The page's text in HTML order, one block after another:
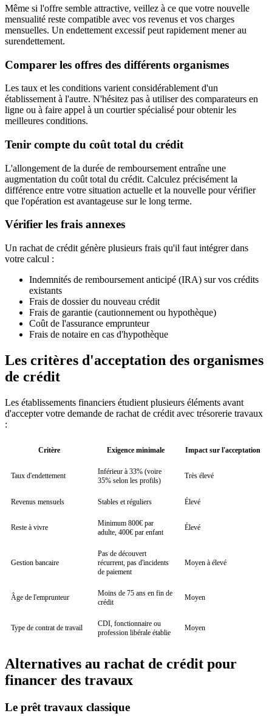
Même si l'offre semble attractive, veillez à ce que votre nouvelle
mensualité reste compatible avec vos revenus et vos charges
mensuelles. Un endettement excessif peut rapidement mener au
surendettement.
Comparer les offres des différents organismes
Les taux et les conditions varient considérablement d'un
établissement à l'autre. N'hésitez pas à utiliser des comparateurs en
ligne ou à faire appel à un courtier spécialisé pour obtenir les
meilleures conditions.
Tenir compte du coût total du crédit
L'allongement de la durée de remboursement entraîne une
augmentation du coût total du crédit. Calculez précisément la
différence entre votre situation actuelle et la nouvelle pour vérifier
que l'opération est avantageuse sur le long terme.
Vérifier les frais annexes
Un rachat de crédit génère plusieurs frais qu'il faut intégrer dans
votre calcul :
Indemnités de remboursement anticipé (IRA) sur vos crédits
existants
Frais de dossier du nouveau crédit
Frais de garantie (cautionnement ou hypothèque)
Coût de l'assurance emprunteur
Frais de notaire en cas d'hypothèque
Les critères d'acceptation des organismes
de crédit
Les établissements financiers étudient plusieurs éléments avant
d'accepter votre demande de rachat de crédit avec trésorerie travaux
:
Critère Exigence minimale Impact sur l'acceptation
Taux d'endettement
Inférieur à 33% (voire
35% selon les profils)
Très élevé
Revenus mensuels Stables et réguliers Élevé
Reste à vivre
Minimum 800€ par
adulte, 400€ par enfant
Élevé
Gestion bancaire
Pas de découvert
récurrent, pas d'incidents
de paiement
Moyen à élevé
Âge de l'emprunteur
Moins de 75 ans en fin de
crédit
Moyen
Type de contrat de travail
CDI, fonctionnaire ou
profession libérale établie
Moyen
Alternatives au rachat de crédit pour
financer des travaux
Le prêt travaux classique